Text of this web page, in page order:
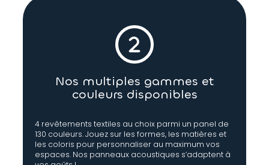
Nos multiples gammes et
couleurs disponibles
4 revêtements textiles au choix parmi un panel de
130 couleurs. Jouez sur les formes, les matières et
les coloris pour personnaliser au maximum vos
espaces. Nos panneaux acoustiques s’adaptent à